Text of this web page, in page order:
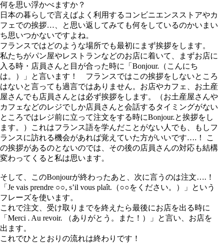
何を思い浮かべますか？
日本の暮らしで言えばよく利用するコンビニエンスストアやカ
フェでの挨拶…、と思い返してみても何をしているのかいまい
ち思いつかないですよね。
フランスではどのような場所でも最初にまず挨拶をします。
私たちがパン屋やレストランなどのお店に着いて、まずお店に
入る時・店員さんと目が合った時に「Bonjour.（こんにち
は。）」と言います！ フランスではこの挨拶をしないところ
はないと言っても過言ではありません。お店やカフェ、お土産
屋さんでも店員さんとは必ず挨拶をします。（お土産屋さんや
カフェなどのレジでしか店員さんと会話するタイミングがない
ところではレジ前に立って注文をする時にBonjour.と挨拶をし
ます。）これはフランス語を学んだことがない人でも、もしフ
ランスに訪れる機会があれば覚えていた方がいいです….！ こ
の挨拶があるのとないのでは、その後の店員さんの対応も結構
変わってくると私は思います。
そして、このBonjourが終わったあと、次に言うのは注文….！
「Je vais prendre ○○, s’il vous plaît.（○○をください。）」という
フレーズを使います。
これで注文、受け取りまでを終えたら最後にお店を出る時に
「Merci . Au revoir. （ありがとう。また！）」と言い、お店を
出ます。
これでひととおりの流れは終わりです！